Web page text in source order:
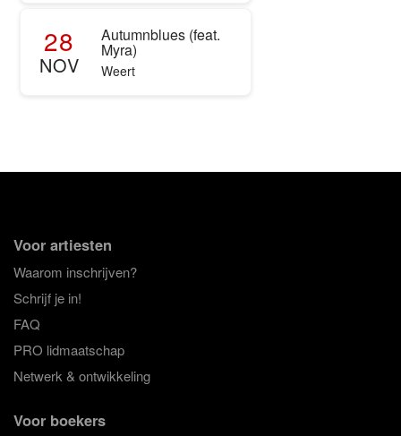
28
NOV
Autumnblues (feat.
Myra)
Weert
Voor artiesten
Waarom inschrijven?
Schrijf je in!
FAQ
PRO lidmaatschap
Netwerk & ontwikkeling
Voor boekers